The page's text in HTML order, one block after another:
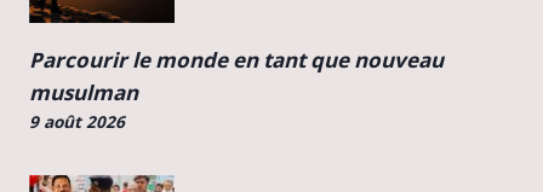
Parcourir le monde en tant que nouveau
musulman
9 août 2026